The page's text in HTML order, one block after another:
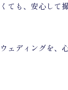
ても、安心して
ェディングを、